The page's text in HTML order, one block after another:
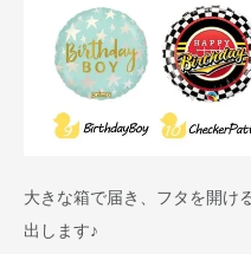
大きな箱で届き、フタを開け
出します♪